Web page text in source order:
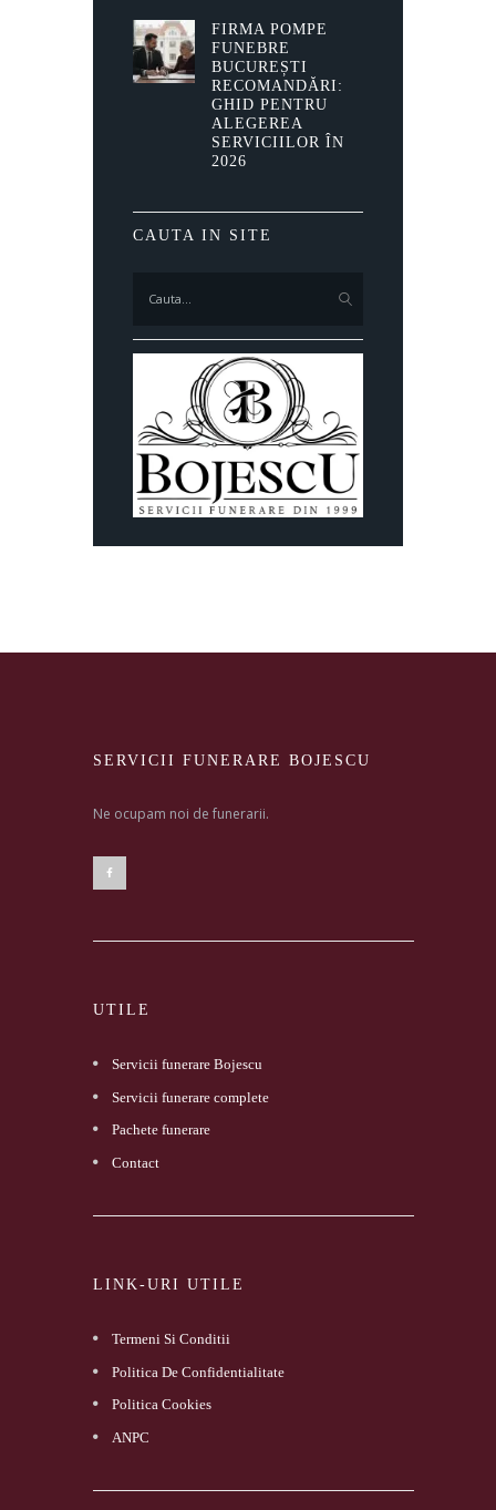
FIRMA POMPE
FUNEBRE
BUCUREȘTI
RECOMANDĂRI:
GHID PENTRU
ALEGEREA
SERVICIILOR ÎN
2026
CAUTA IN SITE
SERVICII FUNERARE BOJESCU
Ne ocupam noi de funerarii.
UTILE
Servicii funerare Bojescu
Servicii funerare complete
Pachete funerare
Contact
LINK-URI UTILE
Termeni Si Conditii
Politica De Confidentialitate
Politica Cookies
ANPC